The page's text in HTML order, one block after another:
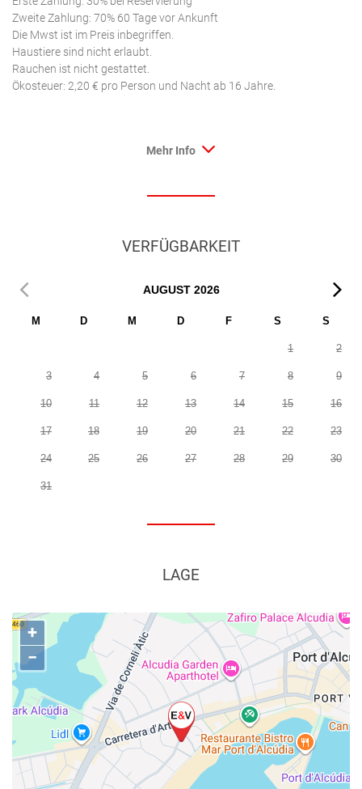
Zweite Zahlung: 70% 60 Tage vor Ankunft
Die Mwst ist im Preis inbegriffen.
Haustiere sind nicht erlaubt.
Rauchen ist nicht gestattet.
Ökosteuer: 2,20 € pro Person und Nacht ab 16 Jahre.
Mehr Info
VERFÜGBARKEIT
AUGUST 2026
M D M D F S S
1 2
3 4 5 6 7 8 9
10 11 12 13 14 15 16
17 18 19 20 21 22 23
24 25 26 27 28 29 30
31
LAGE
+
−